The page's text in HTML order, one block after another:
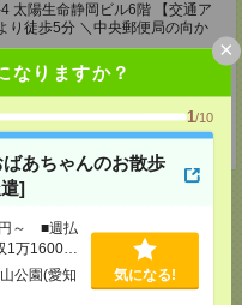
なりますか？
1/10
ばあちゃんのお散歩
]
円～ ■週払
万1600円
公園(愛知
気になる!
×
陽生命静岡ビル6階 【交通ア
り徒歩5分 ＼中央郵便局の向か
にお問合せください♬
ジへ